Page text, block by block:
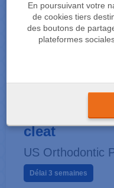
En poursuivant votre
de cookies tiers
des boutons de
plateformes
34/44 - Roth
cleat
US Orthodontic
Délai 3 semaines